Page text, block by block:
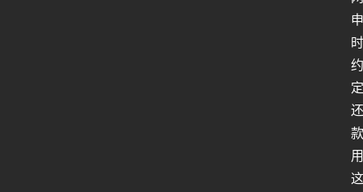
申
时
约
定
还
款
用
这